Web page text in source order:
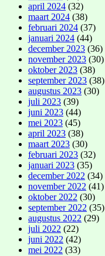
april 2024 (32)
maart 2024 (38)
februari 2024 (37)
januari 2024 (44)
december 2023 (36)
november 2023 (30)
oktober 2023 (38)
september 2023 (38)
augustus 2023 (30)
juli 2023 (39)
juni 2023 (44)
mei 2023 (45)
april 2023 (38)
maart 2023 (30)
februari 2023 (32)
januari 2023 (35)
december 2022 (34)
november 2022 (41)
oktober 2022 (30)
september 2022 (35)
augustus 2022 (29)
juli 2022 (22)
juni 2022 (42)
mei 2022 (33)